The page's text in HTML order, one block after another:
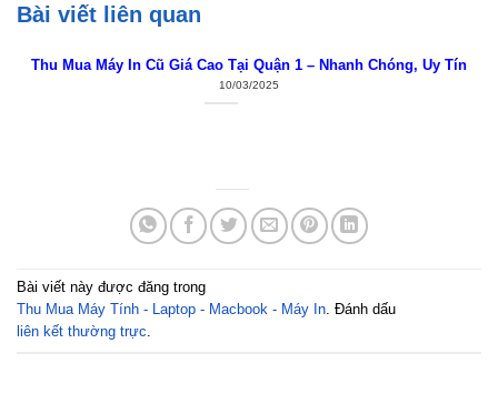
Bài viết liên quan
Thu Mua Máy In Cũ Giá Cao Tại Quận 1 – Nhanh Chóng, Uy Tín
10/03/2025
Bài viết này được đăng trong
Thu Mua Máy Tính - Laptop - Macbook - Máy In. Đánh dấu
liên kết thường trực.